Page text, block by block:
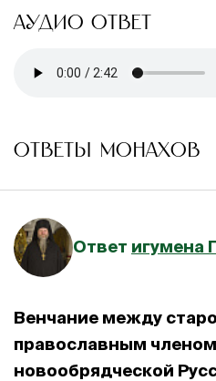
АУДИО ОТВЕТ
ОТВЕТЫ МОНАХОВ
Ответ игумена
Венчание между
православным
новообрядческой